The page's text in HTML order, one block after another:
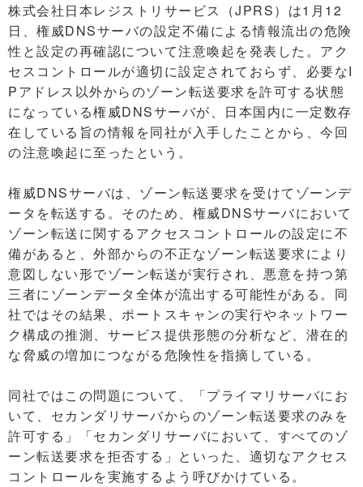
株式会社日本レジストリサービス（JPRS）は1月12
日、権威DNSサーバの設定不備による情報流出の危険
性と設定の再確認について注意喚起を発表した。アク
セスコントロールが適切に設定されておらず、必要なI
Pアドレス以外からのゾーン転送要求を許可する状態
になっている権威DNSサーバが、日本国内に一定数存
在している旨の情報を同社が入手したことから、今回
の注意喚起に至ったという。
権威DNSサーバは、ゾーン転送要求を受けてゾーンデ
ータを転送する。そのため、権威DNSサーバにおいて
ゾーン転送に関するアクセスコントロールの設定に不
備があると、外部からの不正なゾーン転送要求により
意図しない形でゾーン転送が実行され、悪意を持つ第
三者にゾーンデータ全体が流出する可能性がある。同
社ではその結果、ポートスキャンの実行やネットワー
ク構成の推測、サービス提供形態の分析など、潜在的
な脅威の増加につながる危険性を指摘している。
同社ではこの問題について、「プライマリサーバにお
いて、セカンダリサーバからのゾーン転送要求のみを
許可する」「セカンダリサーバにおいて、すべてのゾ
ーン転送要求を拒否する」といった、適切なアクセス
コントロールを実施するよう呼びかけている。